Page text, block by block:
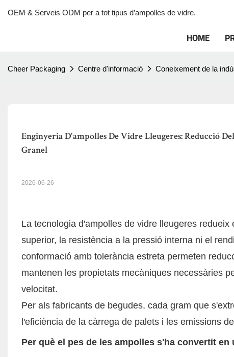
OEM & Serveis ODM per a tot tipus d’ampolles de vidre.
HOME
Cheer Packaging Centre d'informació Coneixement de la
Enginyeria D'ampolles De Vidre Lleugeres: Reducció
Granel
2026-06-26
La tecnologia d'ampolles de vidre lleugeres
superior, la resistència a la pressió interna ni el
conformació amb tolerància estreta permeten
mantenen les propietats mecàniques necessàries
velocitat.
Per als fabricants de begudes, cada gram que
l'eficiència de la càrrega de palets i les emissions
Per què el pes de les ampolles s'ha convertit